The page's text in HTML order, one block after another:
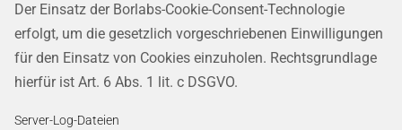
Der Einsatz der Borlabs-Cookie-Consent-Technologie
erfolgt, um die gesetzlich vorgeschriebenen Einwilligungen
für den Einsatz von Cookies einzuholen. Rechtsgrundlage
hierfür ist Art. 6 Abs. 1 lit. c DSGVO.
Server-Log-Dateien